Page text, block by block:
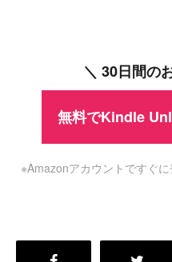
＼ 30日間の
無料でKindle
※Amazonアカウントですぐ